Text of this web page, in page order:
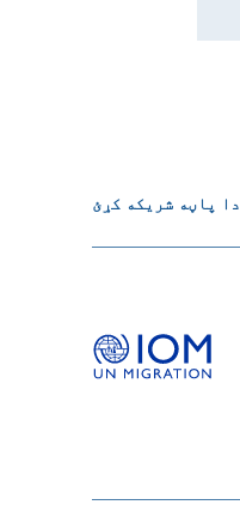
دا پاڼه شریکه کړئ